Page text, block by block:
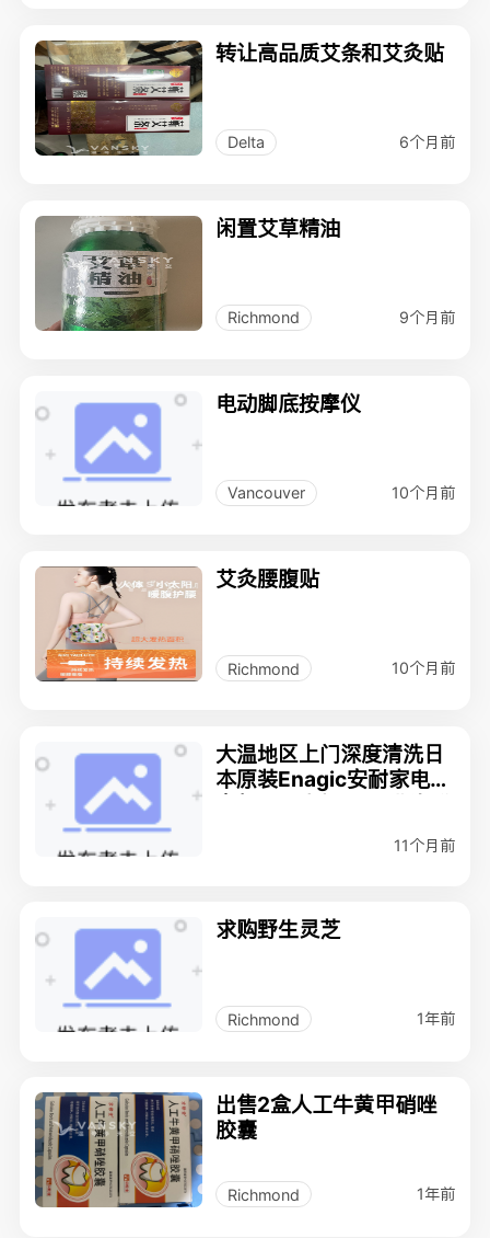
转让高品质艾条和艾灸贴
Delta 6个月前
闲置艾草精油
Richmond 9个月前
电动脚底按摩仪
Vancouver 10个月前
艾灸腰腹贴
Richmond 10个月前
大温地区上门深度清洗日
本原装Enagic安耐家电解
11个月前
求购野生灵芝
Richmond 1年前
出售2盒人工牛黄甲硝唑
胶囊
Richmond 1年前